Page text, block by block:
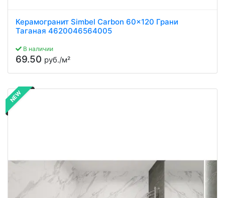
Керамогранит Simbel Carbon 60x120 Грани
Таганая 4620046564005
В наличии
69.50 руб./м²
NEW